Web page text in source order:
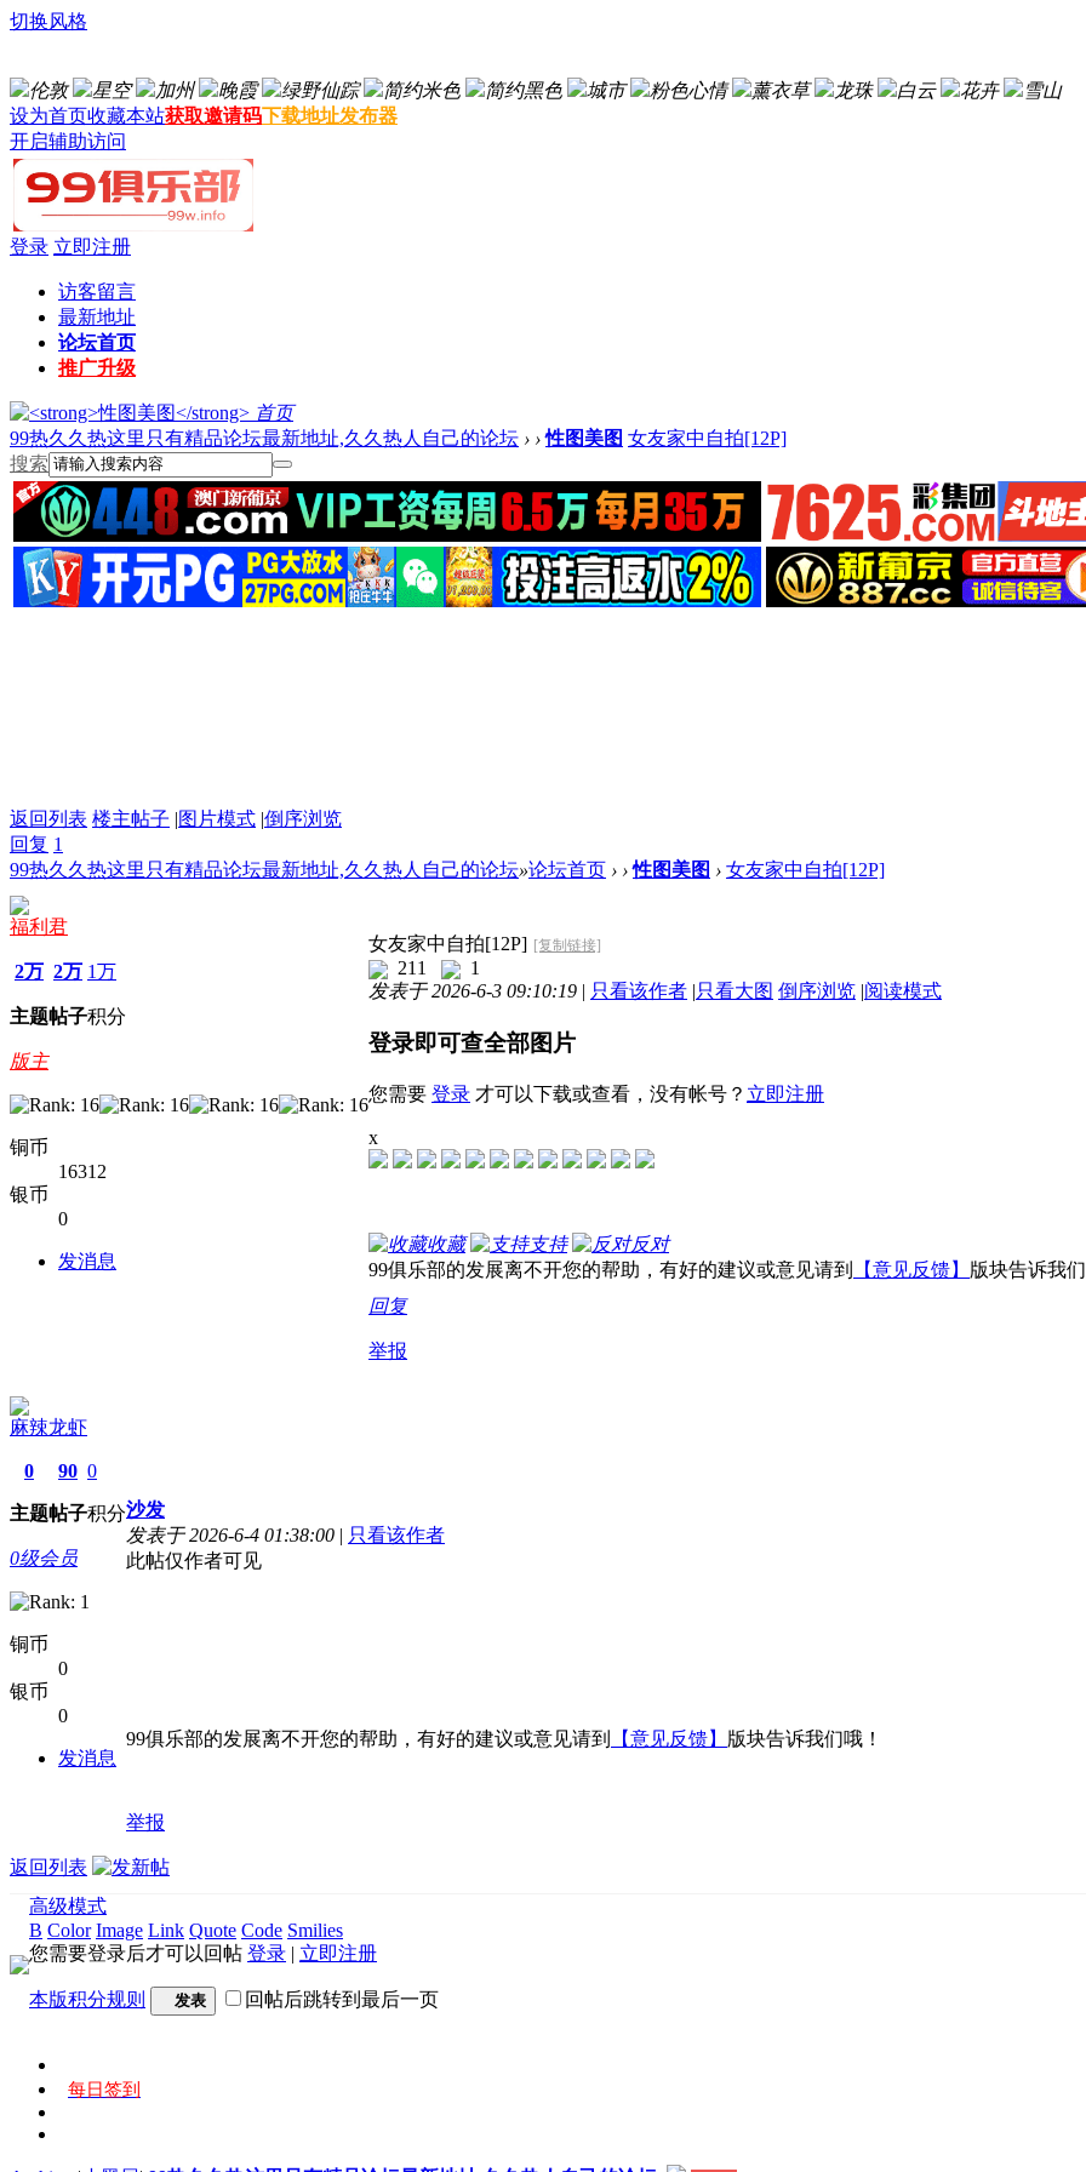
切换风格
伦敦 星空 加州 晚霞 绿野仙踪 简约米色 简约黑色 城市 粉色心情 薰衣草 龙珠 白云 花卉
雪山
设为首页收藏本站获取邀请码下载地址发布器
开启辅助访问
登录 立即注册
访客留言
最新地址
论坛首页
推广升级
首页
99热久久热这里只有精品论坛最新地址,久久热人自己的论坛 › › 性图美图 女友家中自拍[12P]
搜索
返回列表 楼主帖子 |图片模式 |倒序浏览
回复 1
99热久久热这里只有精品论坛最新地址,久久热人自己的论坛»论坛首页 › › 性图美图 › 女友家中自拍[12P]
福利君
2万
主题
2万
帖子
1万
积分
版主
铜币
16312
银币
0
发消息
女友家中自拍[12P] [复制链接]
211
1
发表于 2026-6-3 09:10:19 | 只看该作者 |只看大图 倒序浏览 |阅读模式
登录即可查全部图片
您需要 登录 才可以下载或查看，没有帐号？ 立即注册
x
收藏 支持
反对
99俱乐部的发展离不开您的帮助，有好的建议或意见请到
【意见反馈】 版块告诉我
回复
举报
麻辣龙虾
0
主题
90
帖子
0
积分
0级会员
铜币
0
银币
0
发消息
沙发
发表于 2026-6-4 01:38:00 | 只看该作者
此帖仅作者可见
99俱乐部的发展离不开您的帮助，有好的建议或意见请到 【意见反馈】 版块告诉我们哦！
举报
返回列表
高级模式
B Color Image Link Quote Code Smilies
您需要登录后才可以回帖 登录 | 立即注册
本版积分规则 发表 回帖后跳转到最后一页
每日签到